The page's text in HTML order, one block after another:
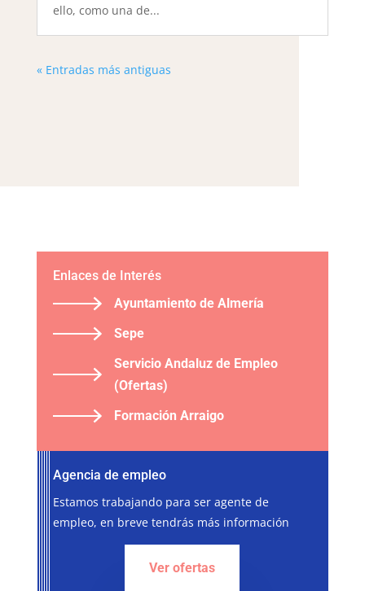
ello, como una de...
« Entradas más antiguas
Enlaces de Interés
Ayuntamiento de Almería
Sepe
Servicio Andaluz de Empleo
(Ofertas)
Formación Arraigo
Agencia de empleo
Estamos trabajando para ser agente de
empleo, en breve tendrás más información
Ver ofertas